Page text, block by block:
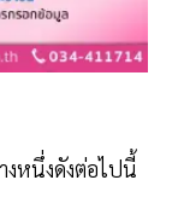
งหนึ่งดังต่อไปนี้